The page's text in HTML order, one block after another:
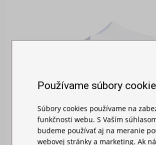
Používame súbory
Súbory cookies používame na
funkčnosti webu. S Vaším
budeme používať aj na meranie
webovej stránky a marketing. Ak